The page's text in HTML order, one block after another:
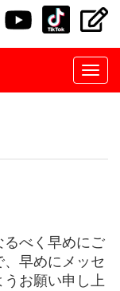
るべく早めにご
早めにメッセ
お願い申し上